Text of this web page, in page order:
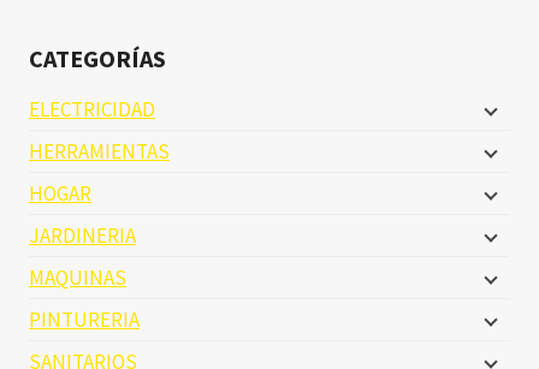
CATEGORÍAS
ELECTRICIDAD
HERRAMIENTAS
HOGAR
JARDINERIA
MAQUINAS
PINTURERIA
SANITARIOS